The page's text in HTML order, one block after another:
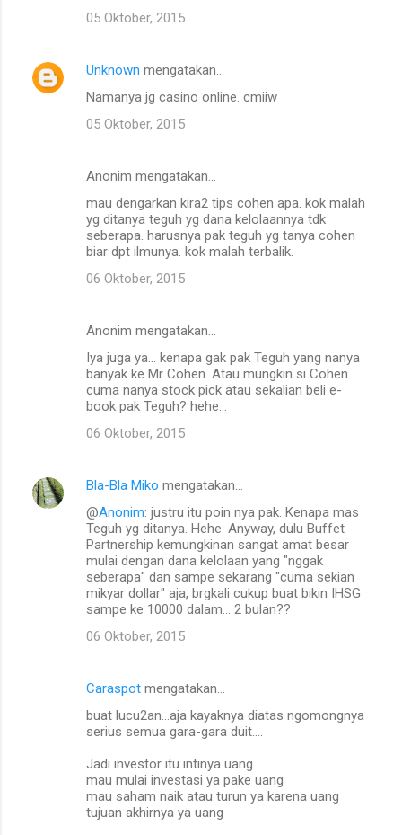
05 Oktober, 2015
Unknown mengatakan…
Namanya jg casino online. cmiiw
05 Oktober, 2015
Anonim mengatakan…
mau dengarkan kira2 tips cohen apa. kok malah
yg ditanya teguh yg dana kelolaannya tdk
seberapa. harusnya pak teguh yg tanya cohen
biar dpt ilmunya. kok malah terbalik.
06 Oktober, 2015
Anonim mengatakan…
Iya juga ya... kenapa gak pak Teguh yang nanya
banyak ke Mr Cohen. Atau mungkin si Cohen
cuma nanya stock pick atau sekalian beli e-
book pak Teguh? hehe...
06 Oktober, 2015
Bla-Bla Miko mengatakan…
@Anonim: justru itu poin nya pak. Kenapa mas
Teguh yg ditanya. Hehe. Anyway, dulu Buffet
Partnership kemungkinan sangat amat besar
mulai dengan dana kelolaan yang "nggak
seberapa" dan sampe sekarang "cuma sekian
mikyar dollar" aja, brgkali cukup buat bikin IHSG
sampe ke 10000 dalam... 2 bulan??
06 Oktober, 2015
Caraspot mengatakan…
buat lucu2an...aja kayaknya diatas ngomongnya
serius semua gara-gara duit....
Jadi investor itu intinya uang
mau mulai investasi ya pake uang
mau saham naik atau turun ya karena uang
tujuan akhirnya ya uang